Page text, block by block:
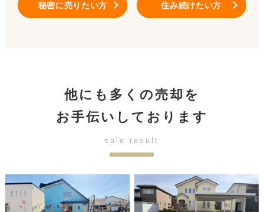
秘密に売りたい方 住み続けたい方
他にも多くの売却を
お手伝いしております
sale result